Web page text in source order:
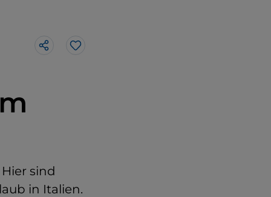
sind
in Italien.
Like